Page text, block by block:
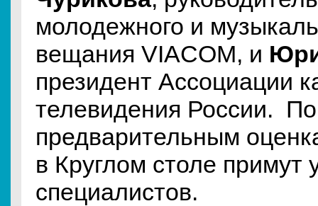
молодежного и
вещания VIACOM, и
президент Ассоциации
телевидения России. По
предварительным
в Круглом столе примут
специалистов.